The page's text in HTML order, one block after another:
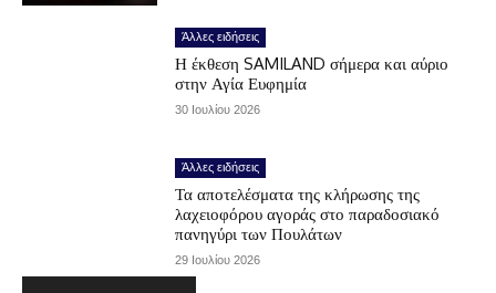
Άλλες ειδήσεις
Η έκθεση SAMILAND σήμερα και αύριο
στην Αγία Ευφημία
30 Ιουλίου 2026
Άλλες ειδήσεις
Τα αποτελέσματα της κλήρωσης της
λαχειοφόρου αγοράς στο παραδοσιακό
πανηγύρι των Πουλάτων
29 Ιουλίου 2026